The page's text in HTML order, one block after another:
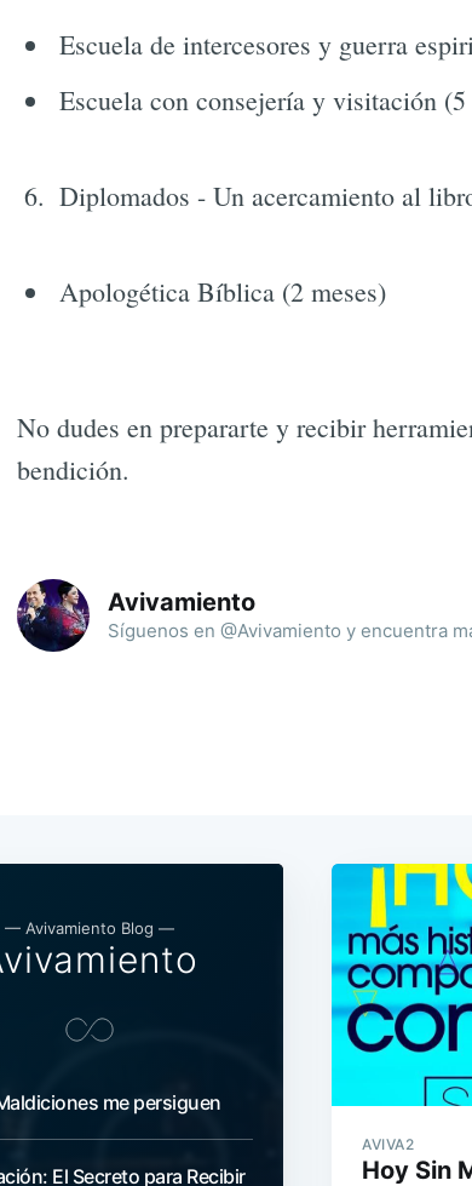
Escuela de intercesores y guerra
Escuela con consejería y visitación
Diplomados - Un acercamiento al
Apologética Bíblica (2 meses)
No dudes en prepararte y recibir
bendición.
Avivamiento
Síguenos en @Avivamiento y encuentra
— Avivamiento Blog —
me persiguen
El Secreto para Recibir
AVIVA2
Hoy Sin